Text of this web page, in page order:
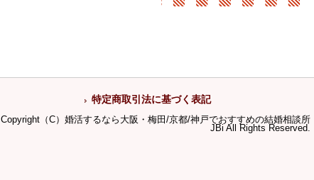
特定商取引法に基づく表記
Copyright（C）婚活するなら大阪・梅田/京都/神戸でおすすめの結婚相談所
JBi All Rights Reserved.